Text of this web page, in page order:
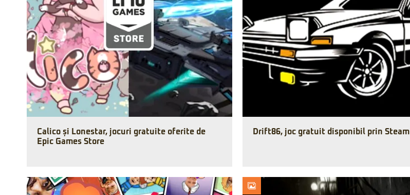
Calico și Lonestar, jocuri gratuite oferite de
Epic Games Store
Drift86, joc gratuit disponibil prin Steam